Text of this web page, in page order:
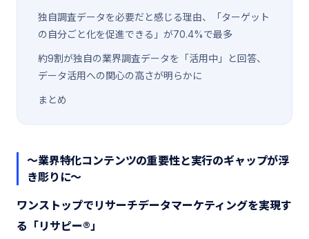
独自調査データを必要だと感じる理由、「ターゲット
の自分ごと化を促進できる」が70.4%で最多
約9割が独自の業界調査データを「活用中」と回答、
データ活用への関心の高さが明らかに
まとめ
〜業界特化コンテンツの重要性と実行のギャップが浮
き彫りに〜
ワンストップでリサーチデータマーケティングを実現す
る「リサピー®️」